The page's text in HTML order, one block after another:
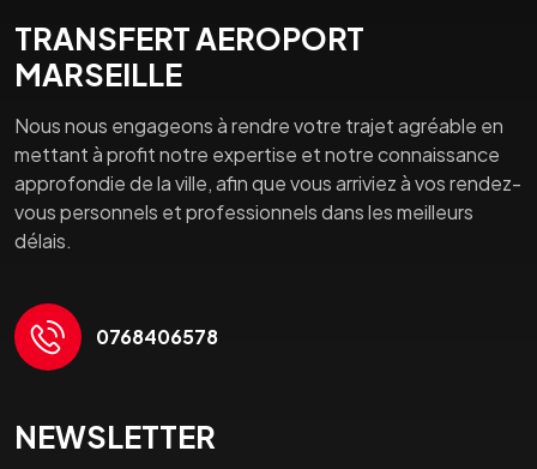
TRANSFERT AEROPORT
MARSEILLE
Nous nous engageons à rendre votre trajet agréable en
mettant à profit notre expertise et notre connaissance
approfondie de la ville, afin que vous arriviez à vos rendez-
vous personnels et professionnels dans les meilleurs
délais.
0768406578
NEWSLETTER